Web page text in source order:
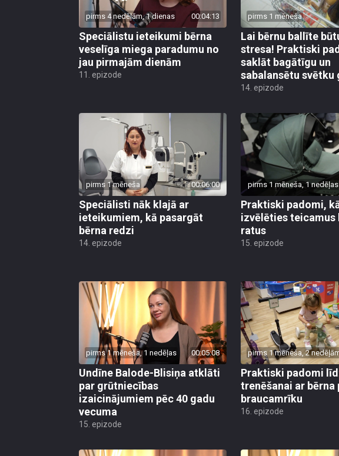
pirms 4 nedēļām, 1 dienas 00:04:13
Speciālistu ieteikumi bērna
veselīga miega paradumu no
jau pirmajām dienām
11. epizode
pirms 1 mēneša
Lai bērnu ballīte
stresa! Praktiski
saklāt bagātīgu un
sabalansētu svētku
14. epizode
pirms 1 mēneša 00:06:00
Speciālisti nāk klajā ar
ieteikumiem, kā pasargāt
bērna redzi
14. epizode
pirms 1 mēneša, 1 nedēļas
Praktiski padomi,
izvēlēties teicamus
ratus
15. epizode
pirms 1 mēneša, 1 nedēļas 00:05:08
Undīne Balode-Blisiņa atklāti
par grūtniecības
izaicinājumiem pēc 40 gadu
vecuma
15. epizode
pirms 1 mēneša, 2
Praktiski padomi
trenēšanai ar bērna
braucamrīku
16. epizode